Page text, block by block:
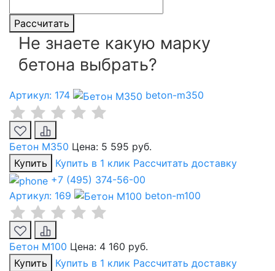
Рассчитать
Не знаете какую марку
бетона выбрать?
Артикул: 174 beton-m350
Бетон М350 Цена: 5 595 руб.
Купить
Купить в 1 клик Рассчитать доставку
+7 (495) 374-56-00
Артикул: 169
beton-m100
Бетон М100 Цена: 4 160 руб.
Купить
Купить в 1 клик Рассчитать доставку